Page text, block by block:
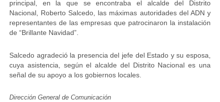
principal, en la que se encontraba el alcalde del Distrito
Nacional, Roberto Salcedo, las máximas autoridades del ADN y
representantes de las empresas que patrocinaron la instalación
de “Brillante Navidad”.
Salcedo agradeció la presencia del jefe del Estado y su esposa,
cuya asistencia, según el alcalde del Distrito Nacional es una
señal de su apoyo a los gobiernos locales.
Dirección General de Comunicación